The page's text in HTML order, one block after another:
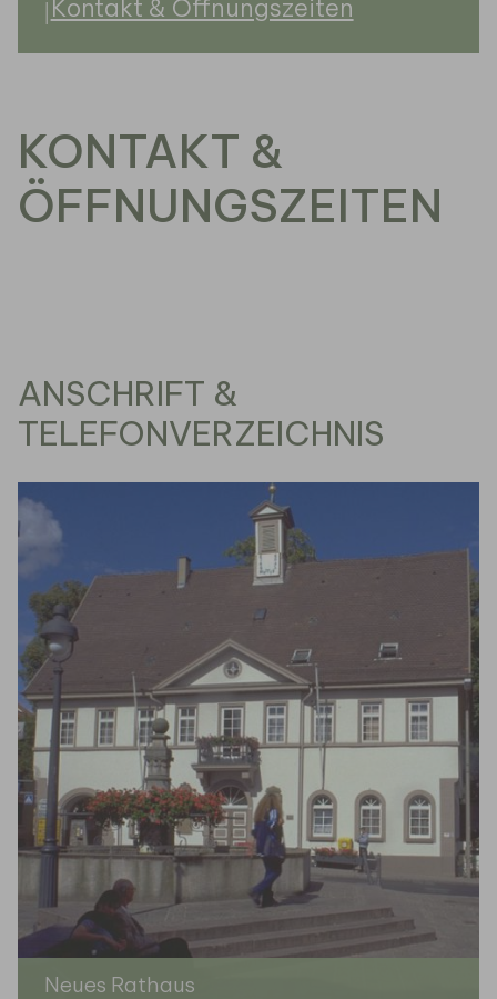
Kontakt & Öffnungszeiten
KONTAKT &
ÖFFNUNGSZEITEN
ANSCHRIFT &
TELEFONVERZEICHNIS
Neues Rathaus